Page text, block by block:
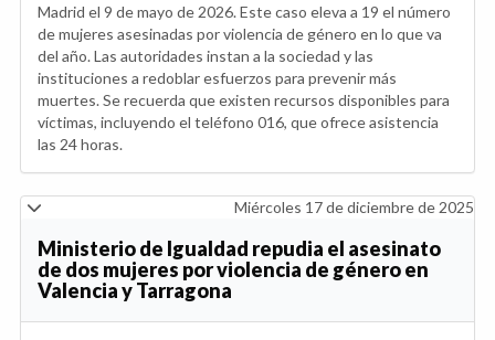
Madrid el 9 de mayo de 2026. Este caso eleva a 19 el número
de mujeres asesinadas por violencia de género en lo que va
del año. Las autoridades instan a la sociedad y las
instituciones a redoblar esfuerzos para prevenir más
muertes. Se recuerda que existen recursos disponibles para
víctimas, incluyendo el teléfono 016, que ofrece asistencia
las 24 horas.
Miércoles 17 de diciembre de 2025
Ministerio de Igualdad repudia el asesinato
de dos mujeres por violencia de género en
Valencia y Tarragona